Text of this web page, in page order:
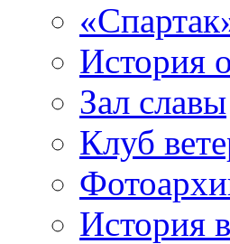
История
Зал славы
Клуб
История